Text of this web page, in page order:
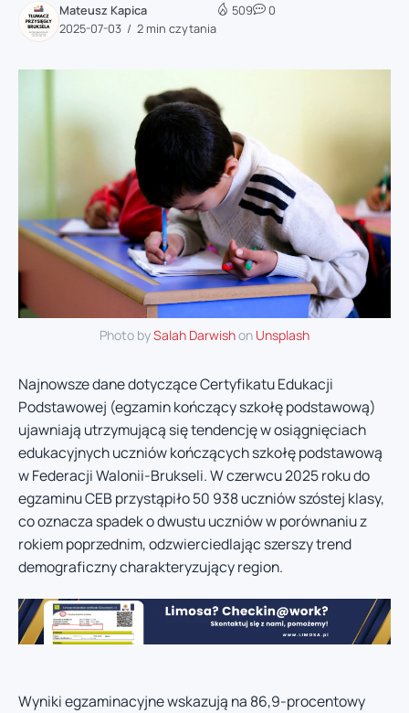
Mateusz Kapica
2025-07-03
2 min czytania
509 0
Photo by‪Salah Darwishon Unsplash
Najnowsze dane dotyczące Certyfikatu Edukacji
Podstawowej (egzamin kończący szkołę podstawową)
ujawniają utrzymującą się tendencję w osiągnięciach
edukacyjnych uczniów kończących szkołę podstawową
w Federacji Walonii-Brukseli. W czerwcu 2025 roku do
egzaminu CEB przystąpiło 50 938 uczniów szóstej klasy,
co oznacza spadek o dwustu uczniów w porównaniu z
rokiem poprzednim, odzwierciedlając szerszy trend
demograficzny charakteryzujący region.
Wyniki egzaminacyjne wskazują na 86,9-procentowy